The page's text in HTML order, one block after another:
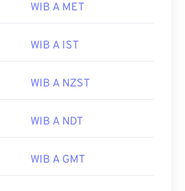
WIB A MET
WIB A IST
WIB A NZST
WIB A NDT
WIB A GMT